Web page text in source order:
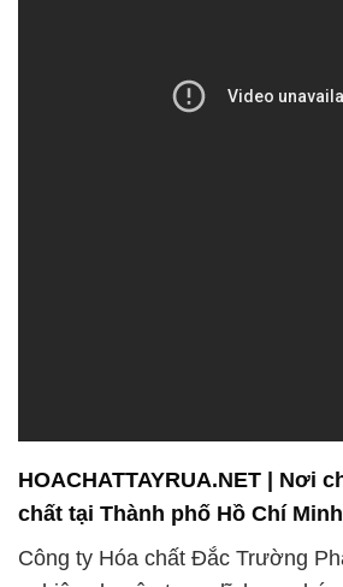
HOACHATTAYRUA.NET | Nơi
chất tại Thành phố Hồ Chí Minh
Công ty Hóa chất Đắc Trường